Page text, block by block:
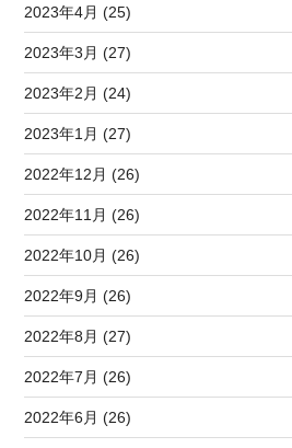
2023年4月 (25)
2023年3月 (27)
2023年2月 (24)
2023年1月 (27)
2022年12月 (26)
2022年11月 (26)
2022年10月 (26)
2022年9月 (26)
2022年8月 (27)
2022年7月 (26)
2022年6月 (26)